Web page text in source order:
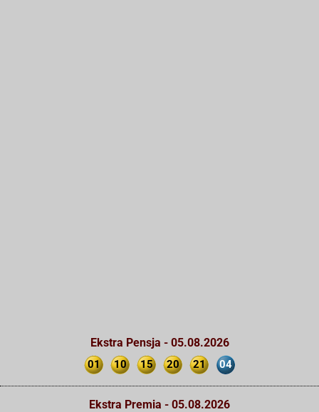
Ekstra Pensja - 05.08.2026
01 10 15 20 21 04
Ekstra Premia - 05.08.2026